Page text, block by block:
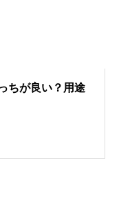
ちが良い？用途